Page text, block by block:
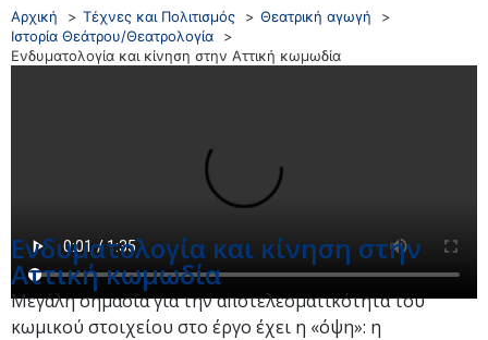
Αρχική Τέχνες και Πολιτισμός
Θεατρική αγωγή
Ιστορία Θεάτρου/Θεατρολογία
Ενδυματολογία και κίνηση στην Αττική κωμωδία
Ενδυματολογία και κίνηση στην
Αττική κωμωδία
Μεγάλη σημασία για την αποτελεσματικότητα του
κωμικού στοιχείου στο έργο έχει η «όψη»: η